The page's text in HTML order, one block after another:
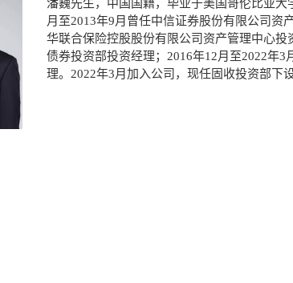
潘巍先生，中国国籍，毕业于美国哥伦比亚
月至2013年9月曾任中信证券股份有限公司资
华联合保险控股股份有限公司资产管理中心
债券投资部投资经理；2016年12月至2022年
理。2022年3月加入公司，现任固收投资部下